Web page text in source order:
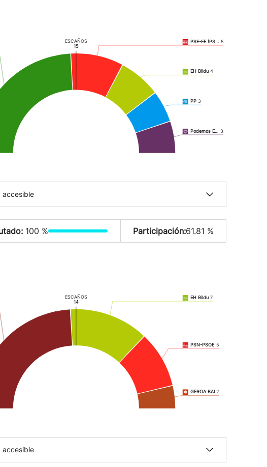
PSE-EE (PS… 5
EH Bildu 4
PP 3
Podemos E… 3
15
ESCAÑOS
accesible
100 % Participación:61.81 %
EH Bildu 7
PSN-PSOE 5
GEROA BAI 2
14
ESCAÑOS
accesible